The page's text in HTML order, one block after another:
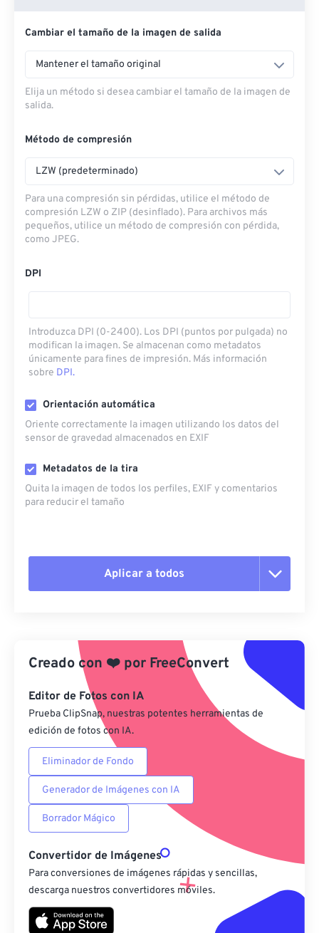
Desde URL
Cambiar el tamaño de la imagen de salida
Mantener el tamaño original
Elija un método si desea cambiar el tamaño de la imagen de
salida.
Método de compresión
LZW (predeterminado)
Para una compresión sin pérdidas, utilice el método de
compresión LZW o ZIP (desinflado). Para archivos más
pequeños, utilice un método de compresión con pérdida,
como JPEG.
DPI
Introduzca DPI (0-2400). Los DPI (puntos por pulgada) no
modifican la imagen. Se almacenan como metadatos
únicamente para fines de impresión. Más información
sobre DPI.
Orientación automática
Oriente correctamente la imagen utilizando los datos del
sensor de gravedad almacenados en EXIF
Metadatos de la tira
Quita la imagen de todos los perfiles, EXIF ​​y comentarios
para reducir el tamaño
Aplicar a todos
Aplicar desde el ajuste preestablecido
Guardar como preestablecido
Creado con ❤️ por FreeConvert
Editor de Fotos con IA
Prueba ClipSnap, nuestras potentes herramientas de
edición de fotos con IA.
Eliminador de Fondo
Generador de Imágenes con IA
Borrador Mágico
Convertidor de Imágenes
Para conversiones de imágenes rápidas y sencillas,
descarga nuestros convertidores móviles.